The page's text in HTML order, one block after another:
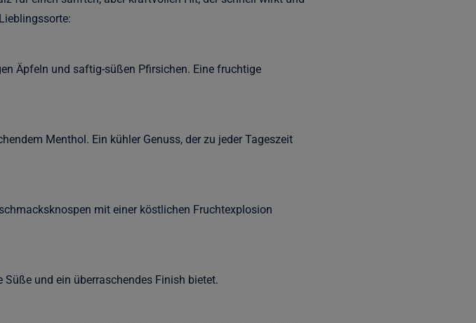
Äpfeln und saftig-süßen Pfirsichen. Eine fruchtige
Menthol. Ein kühler Genuss, der zu jeder Tageszeit
mit einer köstlichen Fruchtexplosion
und ein überraschendes Finish bietet.